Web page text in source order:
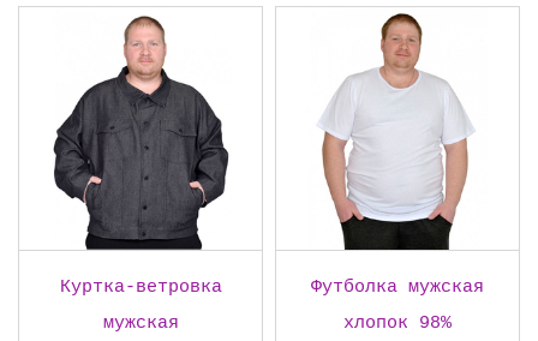
Куртка-ветровка
мужская
Футболка мужская
хлопок 98%